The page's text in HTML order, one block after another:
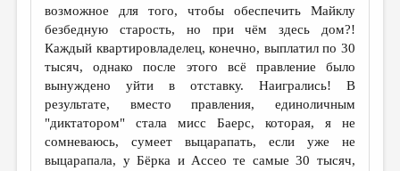
возможное для того, чтобы обеспечить Майклу
безбедную старость, но при чём здесь дом?!
Каждый квартировладелец, конечно, выплатил по 30
тысяч, однако после этого всё правление было
вынуждено уйти в отставку. Наигрались! В
результате, вместо правления, единоличным
"диктатором" стала мисс Баерс, которая, я не
сомневаюсь, сумеет выцарапать, если уже не
выцарапала, у Бёрка и Ассео те самые 30 тысяч,